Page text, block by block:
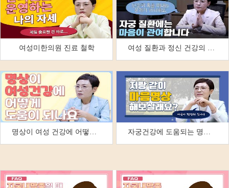
여성미한의원 진료 철학 여성 질환과 정신 건강의 상관관계 | 자궁 건강을 …
명상이 여성 건강에 어떻게 도움이 되나요? 자궁건강에 도움되는 명상호흡법